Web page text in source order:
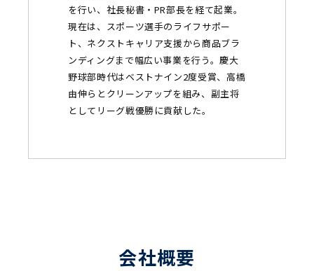
を行い、社長秘書・PR部長を経て起業。
現在は、スポーツ選手のライフサポー
ト、ネクストキャリア支援から商品ブラ
ンディングまで幅広い事業を行う。慶大
野球部時代はベストナイン2度受賞、高橋
由伸らとクリーンアップを組み、副主将
としてリーグ戦優勝に貢献した。
会社概要